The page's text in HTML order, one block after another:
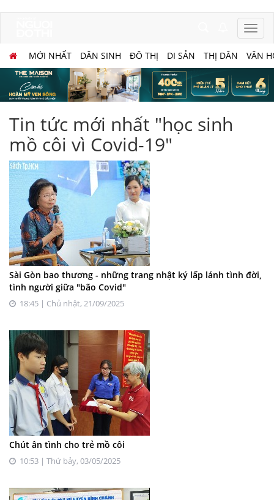
MỚI NHẤT DÂN SINH ĐÔ THỊ DI SẢN THỊ DÂN VĂN
Tin tức mới nhất "học sinh
mồ côi vì Covid-19"
Sài Gòn bao thương - những trang nhật ký lấp lánh tình đời,
tình người giữa "bão Covid"
18:45 | Chủ nhật, 21/09/2025
Chút ân tình cho trẻ mồ côi
10:53 | Thứ bảy, 03/05/2025